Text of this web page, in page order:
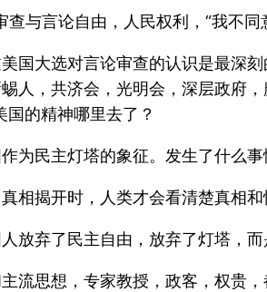
查与言论自由，人民权利，“我不
国大选对言论审查的认识是最深
人，共济会，光明会，深层政府
国的精神哪里去了？
为民主灯塔的象征。发生了什么
相揭开时，人类才会看清楚真相
放弃了民主自由，放弃了灯塔，而
流思想，专家教授，政客，权贵